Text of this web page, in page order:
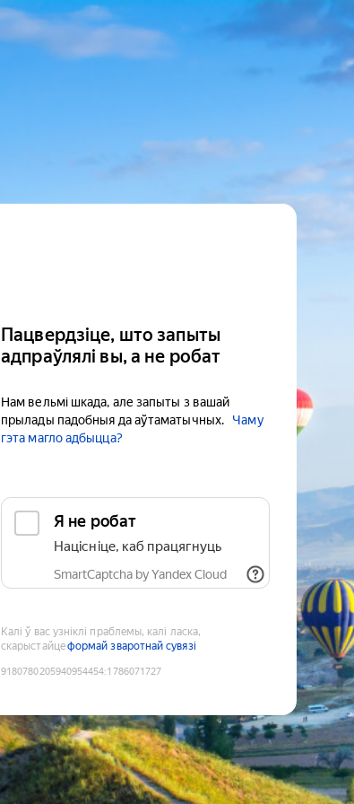
Пацвердзіце, што запыты
адпраўлялі вы, а не робат
Нам вельмі шкада, але запыты з вашай
прылады падобныя да аўтаматычных.
Чаму
гэта магло адбыцца?
Я не робат
Націсніце, каб працягнуць
SmartCaptcha by Yandex Cloud
Калі ў вас узніклі праблемы, калі ласка,
скарыстайцеформай зваротнай сувязі
9180780205940954454:1786071727